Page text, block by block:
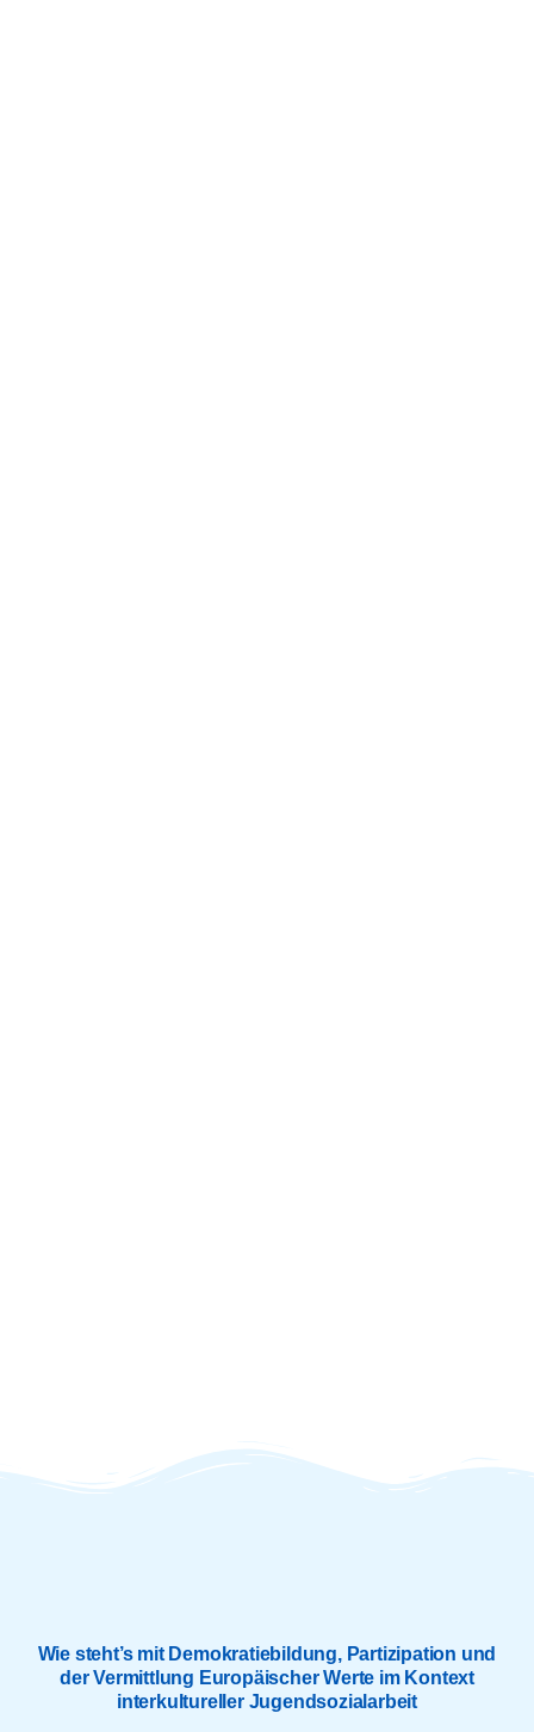
Wie steht’s mit Demokratiebildung, Partizipation und
der Vermittlung Europäischer Werte im Kontext
interkultureller Jugendsozialarbeit